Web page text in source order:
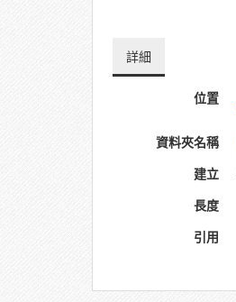
詳細
位置
資料夾名稱
建立
長度
引用